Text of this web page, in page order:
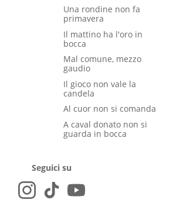
Una rondine non fa
primavera
Il mattino ha l'oro in
bocca
Mal comune, mezzo
gaudio
Il gioco non vale la
candela
Al cuor non si comanda
A caval donato non si
guarda in bocca
Seguici su